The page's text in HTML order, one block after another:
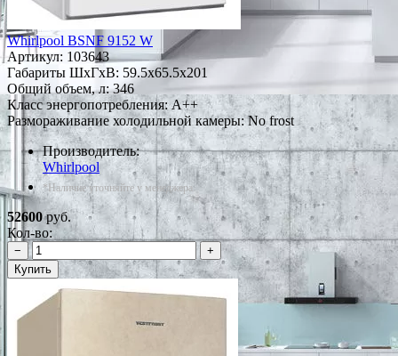
Whirlpool BSNF 9152 W
Артикул: 103643
Габариты ШxГxВ: 59.5x65.5x201
Общий объем, л: 346
Класс энергопотребления: A++
Размораживание холодильной камеры: No frost
Производитель:
Whirlpool
*Наличие уточняйте у менеджера
52600руб.
Кол-во:
−
+
Купить